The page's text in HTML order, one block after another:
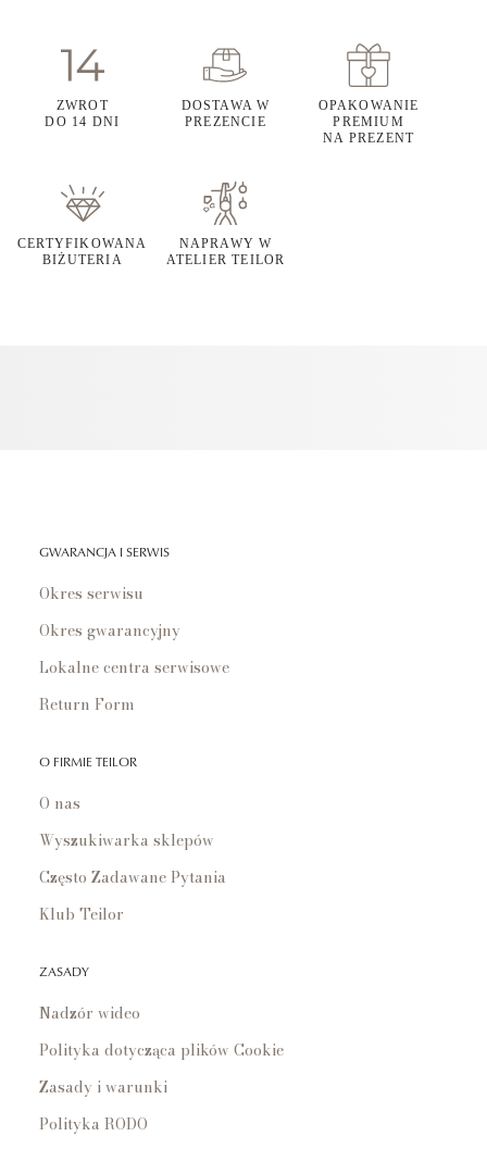
ZWROT
DO 14 DNI
DOSTAWA W
PREZENCIE
OPAKOWANIE
PREMIUM
NA PREZENT
CERTYFIKOWANA
BIŻUTERIA
NAPRAWY W
ATELIER TEILOR
GWARANCJA I SERWIS
Okres serwisu
Okres gwarancyjny
Lokalne centra serwisowe
Return Form
O FIRMIE TEILOR
O nas
Wyszukiwarka sklepów
Często Zadawane Pytania
Klub Teilor
ZASADY
Nadzór wideo
Polityka dotycząca plików Cookie
Zasady i warunki
Polityka RODO